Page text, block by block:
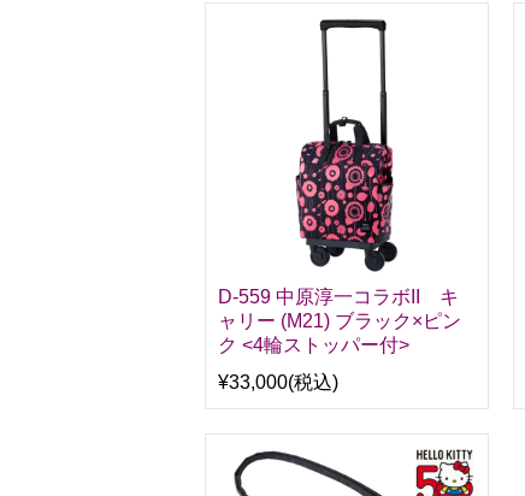
D-559 中原淳一コラボII キ
ャリー (M21) ブラック×ピン
ク <4輪ストッパー付>
¥33,000(税込)